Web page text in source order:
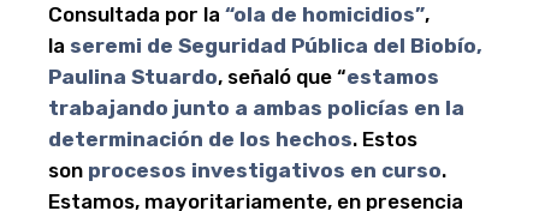
Consultada por la “ola de homicidios”,
la seremi de Seguridad Pública del Biobío,
Paulina Stuardo, señaló que “estamos
trabajando junto a ambas policías en la
determinación de los hechos. Estos
son procesos investigativos en curso.
Estamos, mayoritariamente, en presencia